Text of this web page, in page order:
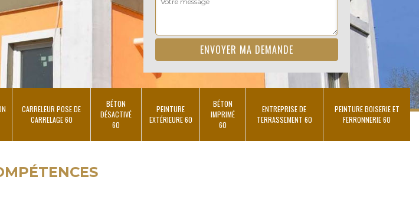
CARRELEUR POSE DE
CARRELAGE 60
BÉTON
DÉSACTIVÉ
60
PEINTURE
EXTÉRIEURE 60
BÉTON
IMPRIMÉ
60
ENTREPRISE DE
TERRASSEMENT 60
PEINTURE BOISERIE ET
FERRONNERIE 60